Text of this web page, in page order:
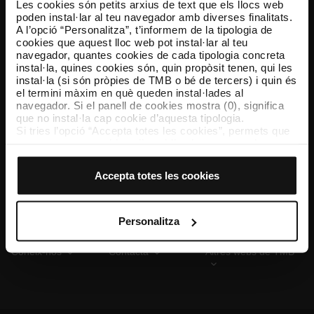
Les cookies són petits arxius de text que els llocs web
poden instal·lar al teu navegador amb diverses finalitats.
A l’opció “Personalitza”, t’informem de la tipologia de
cookies que aquest lloc web pot instal·lar al teu
navegador, quantes cookies de cada tipologia concreta
instal·la, quines cookies són, quin propòsit tenen, qui les
instal·la (si són pròpies de TMB o bé de tercers) i quin és
el termini màxim en què queden instal·lades al
navegador. Si el panell de cookies mostra (0), significa
que no instal·la cap cookie d’aquesta tipologia.
Si tries l’opció “Accepta totes les cookies”, permets que
El selector que es troba a la dreta de cada tipologia de
cookies d’aquella classe.
Un cop hagis marcat les teves preferències, has de fer
clic sobre “Selecciona i configura”. Així, s’instal·laran
només les cookies de la tipologia que hagis seleccionat
personalització, perquè permeten recordar les teves
opcions de navegació (com ara l’idioma) i milloren la teva
Accepta totes les cookies
Personalitza
TMB App
Descarrega’t TMB App i compra els teus bitllets
App Store Google Play
Coneix-nos Contacta Altres webs de TMB